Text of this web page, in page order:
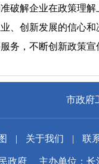
解企业在政策理解上
、创新发展的信心
务，不断创新政策宣
市政府
| 关于我们 | 联
政府 主办单位：长